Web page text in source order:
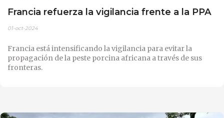
Francia refuerza la vigilancia frente a la PPA
01-oct-2024
Francia está intensificando la vigilancia para evitar la
propagación de la peste porcina africana a través de sus
fronteras.